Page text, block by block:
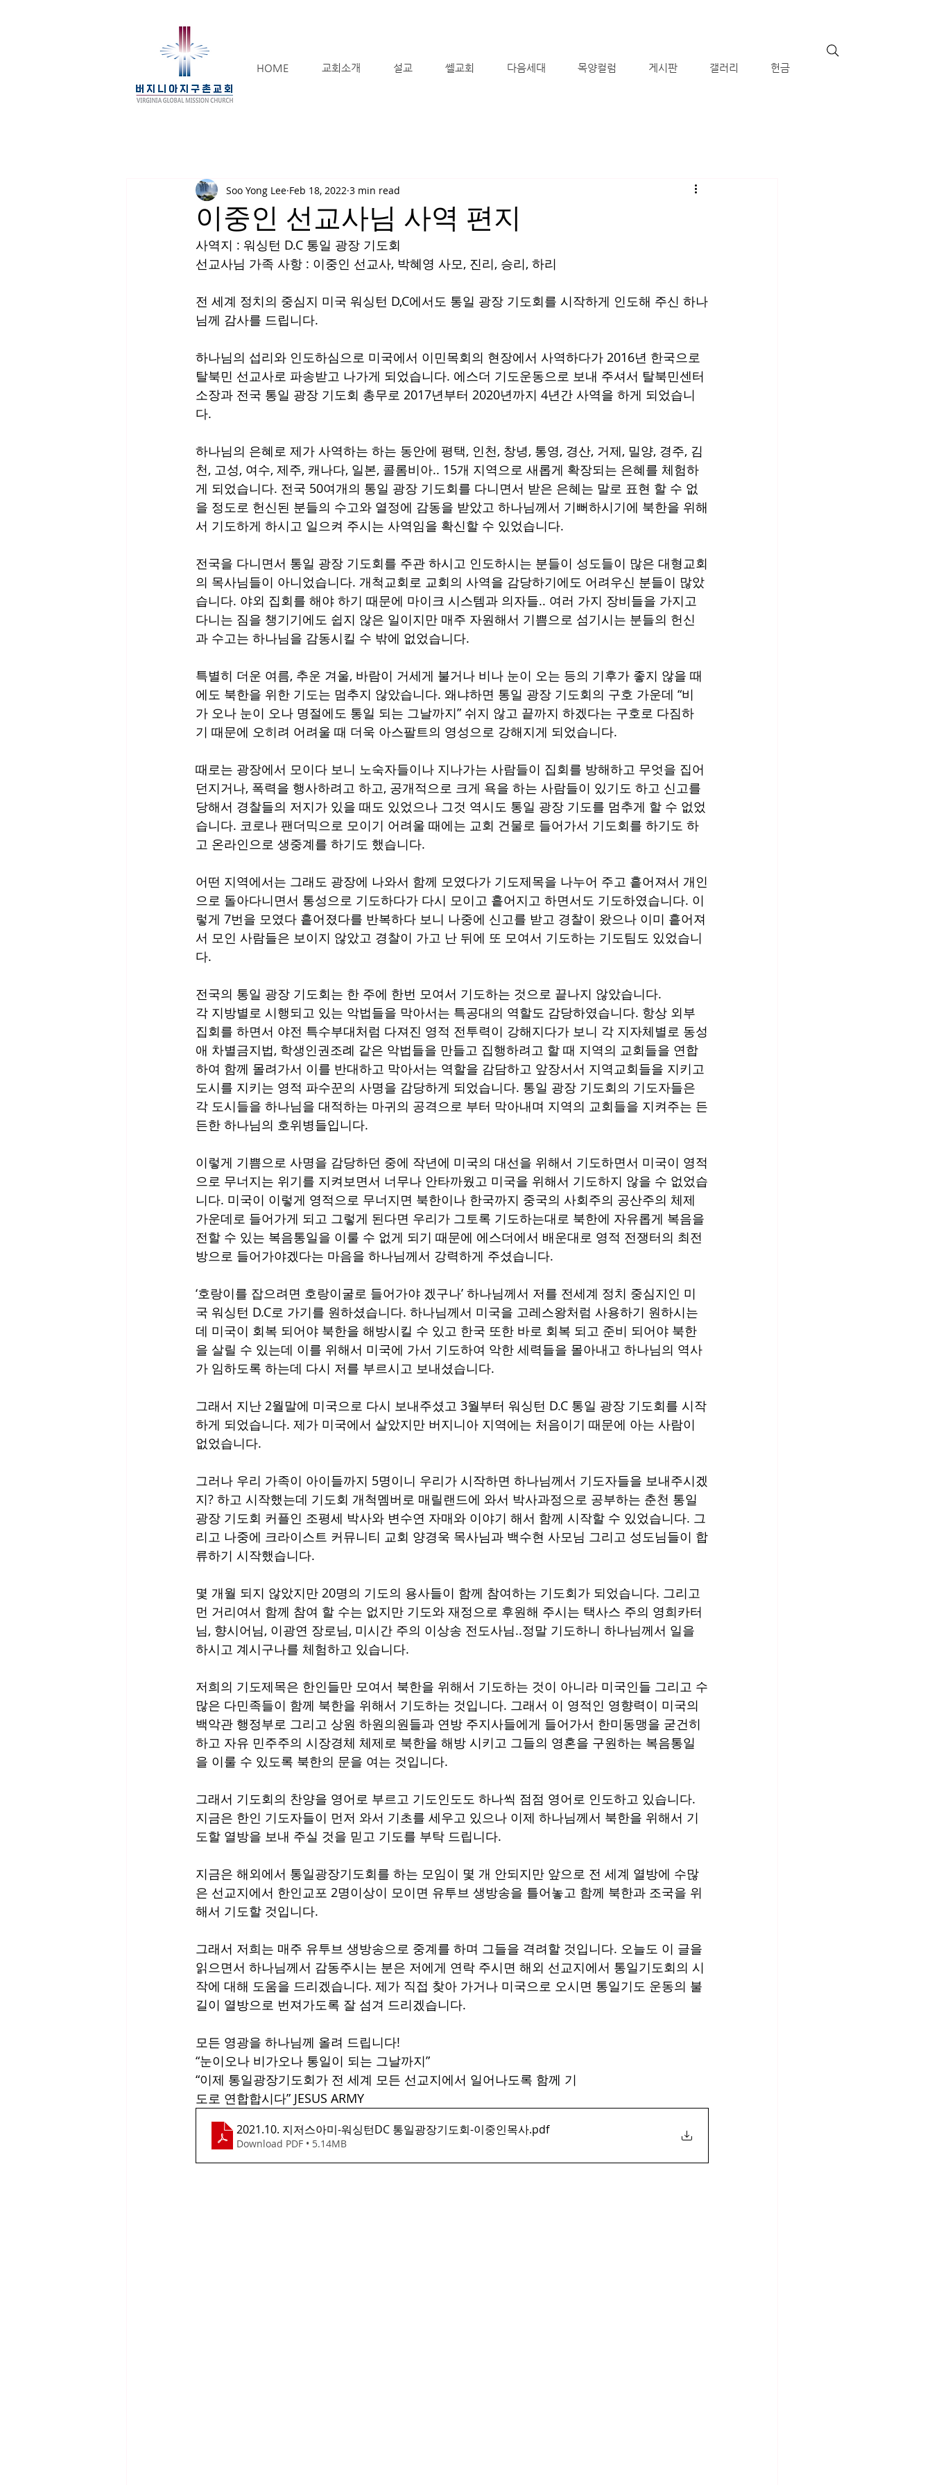
HOME 교회소개 설교 쎌교회 다음세대 목양컬럼 게시판 갤러리 헌금
이중인 선교사님 사역 편지
Soo Yong Lee Feb 18, 2022 3 min read
사역지 : 워싱턴 D.C 통일 광장 기도회
선교사님 가족 사항 : 이중인 선교사, 박혜영 사모, 진리, 승리, 하리
전 세계 정치의 중심지 미국 워싱턴 D,C에서도 통일 광장 기도회를 시작하게 인도해 주신 하나
님께 감사를 드립니다.
하나님의 섭리와 인도하심으로 미국에서 이민목회의 현장에서 사역하다가 2016년 한국으로
탈북민 선교사로 파송받고 나가게 되었습니다. 에스더 기도운동으로 보내 주셔서 탈북민센터
소장과 전국 통일 광장 기도회 총무로 2017년부터 2020년까지 4년간 사역을 하게 되었습니
다.
하나님의 은혜로 제가 사역하는 하는 동안에 평택, 인천, 창녕, 통영, 경산, 거제, 밀양, 경주, 김
천, 고성, 여수, 제주, 캐나다, 일본, 콜롬비아.. 15개 지역으로 새롭게 확장되는 은혜를 체험하
게 되었습니다. 전국 50여개의 통일 광장 기도회를 다니면서 받은 은혜는 말로 표현 할 수 없
을 정도로 헌신된 분들의 수고와 열정에 감동을 받았고 하나님께서 기뻐하시기에 북한을 위해
서 기도하게 하시고 일으켜 주시는 사역임을 확신할 수 있었습니다.
전국을 다니면서 통일 광장 기도회를 주관 하시고 인도하시는 분들이 성도들이 많은 대형교회
의 목사님들이 아니었습니다. 개척교회로 교회의 사역을 감당하기에도 어려우신 분들이 많았
습니다. 야외 집회를 해야 하기 때문에 마이크 시스템과 의자들.. 여러 가지 장비들을 가지고
다니는 짐을 챙기기에도 쉽지 않은 일이지만 매주 자원해서 기쁨으로 섬기시는 분들의 헌신
과 수고는 하나님을 감동시킬 수 밖에 없었습니다.
특별히 더운 여름, 추운 겨울, 바람이 거세게 불거나 비나 눈이 오는 등의 기후가 좋지 않을 때
에도 북한을 위한 기도는 멈추지 않았습니다. 왜냐하면 통일 광장 기도회의 구호 가운데 “비
가 오나 눈이 오나 명절에도 통일 되는 그날까지” 쉬지 않고 끝까지 하겠다는 구호로 다짐하
기 때문에 오히려 어려울 때 더욱 아스팔트의 영성으로 강해지게 되었습니다.
때로는 광장에서 모이다 보니 노숙자들이나 지나가는 사람들이 집회를 방해하고 무엇을 집어
던지거나, 폭력을 행사하려고 하고, 공개적으로 크게 욕을 하는 사람들이 있기도 하고 신고를
당해서 경찰들의 저지가 있을 때도 있었으나 그것 역시도 통일 광장 기도를 멈추게 할 수 없었
습니다. 코로나 팬더믹으로 모이기 어려울 때에는 교회 건물로 들어가서 기도회를 하기도 하
고 온라인으로 생중계를 하기도 했습니다.
어떤 지역에서는 그래도 광장에 나와서 함께 모였다가 기도제목을 나누어 주고 흩어져서 개인
으로 돌아다니면서 통성으로 기도하다가 다시 모이고 흩어지고 하면서도 기도하였습니다. 이
렇게 7번을 모였다 흩어졌다를 반복하다 보니 나중에 신고를 받고 경찰이 왔으나 이미 흩어져
서 모인 사람들은 보이지 않았고 경찰이 가고 난 뒤에 또 모여서 기도하는 기도팀도 있었습니
다.
전국의 통일 광장 기도회는 한 주에 한번 모여서 기도하는 것으로 끝나지 않았습니다.
각 지방별로 시행되고 있는 악법들을 막아서는 특공대의 역할도 감당하였습니다. 항상 외부
집회를 하면서 야전 특수부대처럼 다져진 영적 전투력이 강해지다가 보니 각 지자체별로 동성
애 차별금지법, 학생인권조례 같은 악법들을 만들고 집행하려고 할 때 지역의 교회들을 연합
하여 함께 몰려가서 이를 반대하고 막아서는 역할을 감담하고 앞장서서 지역교회들을 지키고
도시를 지키는 영적 파수꾼의 사명을 감당하게 되었습니다. 통일 광장 기도회의 기도자들은
각 도시들을 하나님을 대적하는 마귀의 공격으로 부터 막아내며 지역의 교회들을 지켜주는 든
든한 하나님의 호위병들입니다.
이렇게 기쁨으로 사명을 감당하던 중에 작년에 미국의 대선을 위해서 기도하면서 미국이 영적
으로 무너지는 위기를 지켜보면서 너무나 안타까웠고 미국을 위해서 기도하지 않을 수 없었습
니다. 미국이 이렇게 영적으로 무너지면 북한이나 한국까지 중국의 사회주의 공산주의 체제
가운데로 들어가게 되고 그렇게 된다면 우리가 그토록 기도하는대로 북한에 자유롭게 복음을
전할 수 있는 복음통일을 이룰 수 없게 되기 때문에 에스더에서 배운대로 영적 전쟁터의 최전
방으로 들어가야겠다는 마음을 하나님께서 강력하게 주셨습니다.
‘호랑이를 잡으려면 호랑이굴로 들어가야 겠구나’ 하나님께서 저를 전세계 정치 중심지인 미
국 워싱턴 D.C로 가기를 원하셨습니다. 하나님께서 미국을 고레스왕처럼 사용하기 원하시는
데 미국이 회복 되어야 북한을 해방시킬 수 있고 한국 또한 바로 회복 되고 준비 되어야 북한
을 살릴 수 있는데 이를 위해서 미국에 가서 기도하여 악한 세력들을 몰아내고 하나님의 역사
가 임하도록 하는데 다시 저를 부르시고 보내셨습니다.
그래서 지난 2월말에 미국으로 다시 보내주셨고 3월부터 워싱턴 D.C 통일 광장 기도회를 시작
하게 되었습니다. 제가 미국에서 살았지만 버지니아 지역에는 처음이기 때문에 아는 사람이
없었습니다.
그러나 우리 가족이 아이들까지 5명이니 우리가 시작하면 하나님께서 기도자들을 보내주시겠
지? 하고 시작했는데 기도회 개척멤버로 매릴랜드에 와서 박사과정으로 공부하는 춘천 통일
광장 기도회 커플인 조평세 박사와 변수연 자매와 이야기 해서 함께 시작할 수 있었습니다. 그
리고 나중에 크라이스트 커뮤니티 교회 양경욱 목사님과 백수현 사모님 그리고 성도님들이 합
류하기 시작했습니다.
몇 개월 되지 않았지만 20명의 기도의 용사들이 함께 참여하는 기도회가 되었습니다. 그리고
먼 거리여서 함께 참여 할 수는 없지만 기도와 재정으로 후원해 주시는 택사스 주의 영희카터
님, 향시어님, 이광연 장로님, 미시간 주의 이상송 전도사님..정말 기도하니 하나님께서 일을
하시고 계시구나를 체험하고 있습니다.
저희의 기도제목은 한인들만 모여서 북한을 위해서 기도하는 것이 아니라 미국인들 그리고 수
많은 다민족들이 함께 북한을 위해서 기도하는 것입니다. 그래서 이 영적인 영향력이 미국의
백악관 행정부로 그리고 상원 하원의원들과 연방 주지사들에게 들어가서 한미동맹을 굳건히
하고 자유 민주주의 시장경체 체제로 북한을 해방 시키고 그들의 영혼을 구원하는 복음통일
을 이룰 수 있도록 북한의 문을 여는 것입니다.
그래서 기도회의 찬양을 영어로 부르고 기도인도도 하나씩 점점 영어로 인도하고 있습니다.
지금은 한인 기도자들이 먼저 와서 기초를 세우고 있으나 이제 하나님께서 북한을 위해서 기
도할 열방을 보내 주실 것을 믿고 기도를 부탁 드립니다.
지금은 해외에서 통일광장기도회를 하는 모임이 몇 개 안되지만 앞으로 전 세계 열방에 수많
은 선교지에서 한인교포 2명이상이 모이면 유투브 생방송을 틀어놓고 함께 북한과 조국을 위
해서 기도할 것입니다.
그래서 저희는 매주 유투브 생방송으로 중계를 하며 그들을 격려할 것입니다. 오늘도 이 글을
읽으면서 하나님께서 감동주시는 분은 저에게 연락 주시면 해외 선교지에서 통일기도회의 시
작에 대해 도움을 드리겠습니다. 제가 직접 찾아 가거나 미국으로 오시면 통일기도 운동의 불
길이 열방으로 번져가도록 잘 섬겨 드리겠습니다.
모든 영광을 하나님께 올려 드립니다!
“눈이오나 비가오나 통일이 되는 그날까지”
“이제 통일광장기도회가 전 세계 모든 선교지에서 일어나도록 함께 기
도로 연합합시다” JESUS ARMY
2021.10. 지저스아미-워싱턴DC 통일광장기도회-이중인목사.pdf
Download PDF • 5.14MB